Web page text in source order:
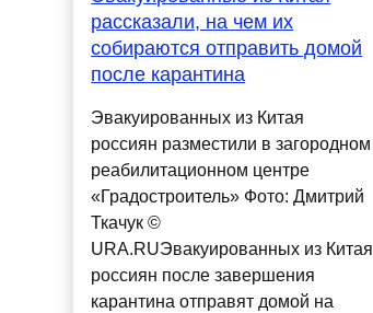
рассказали, на чем их
собираются отправить домой
после карантина
Эвакуированных из Китая
россиян разместили в загородном
реабилитационном центре
«Градостроитель» Фото: Дмитрий
Ткачук ©
URA.RUЭвакуированных из Китая
россиян после завершения
карантина отправят домой на